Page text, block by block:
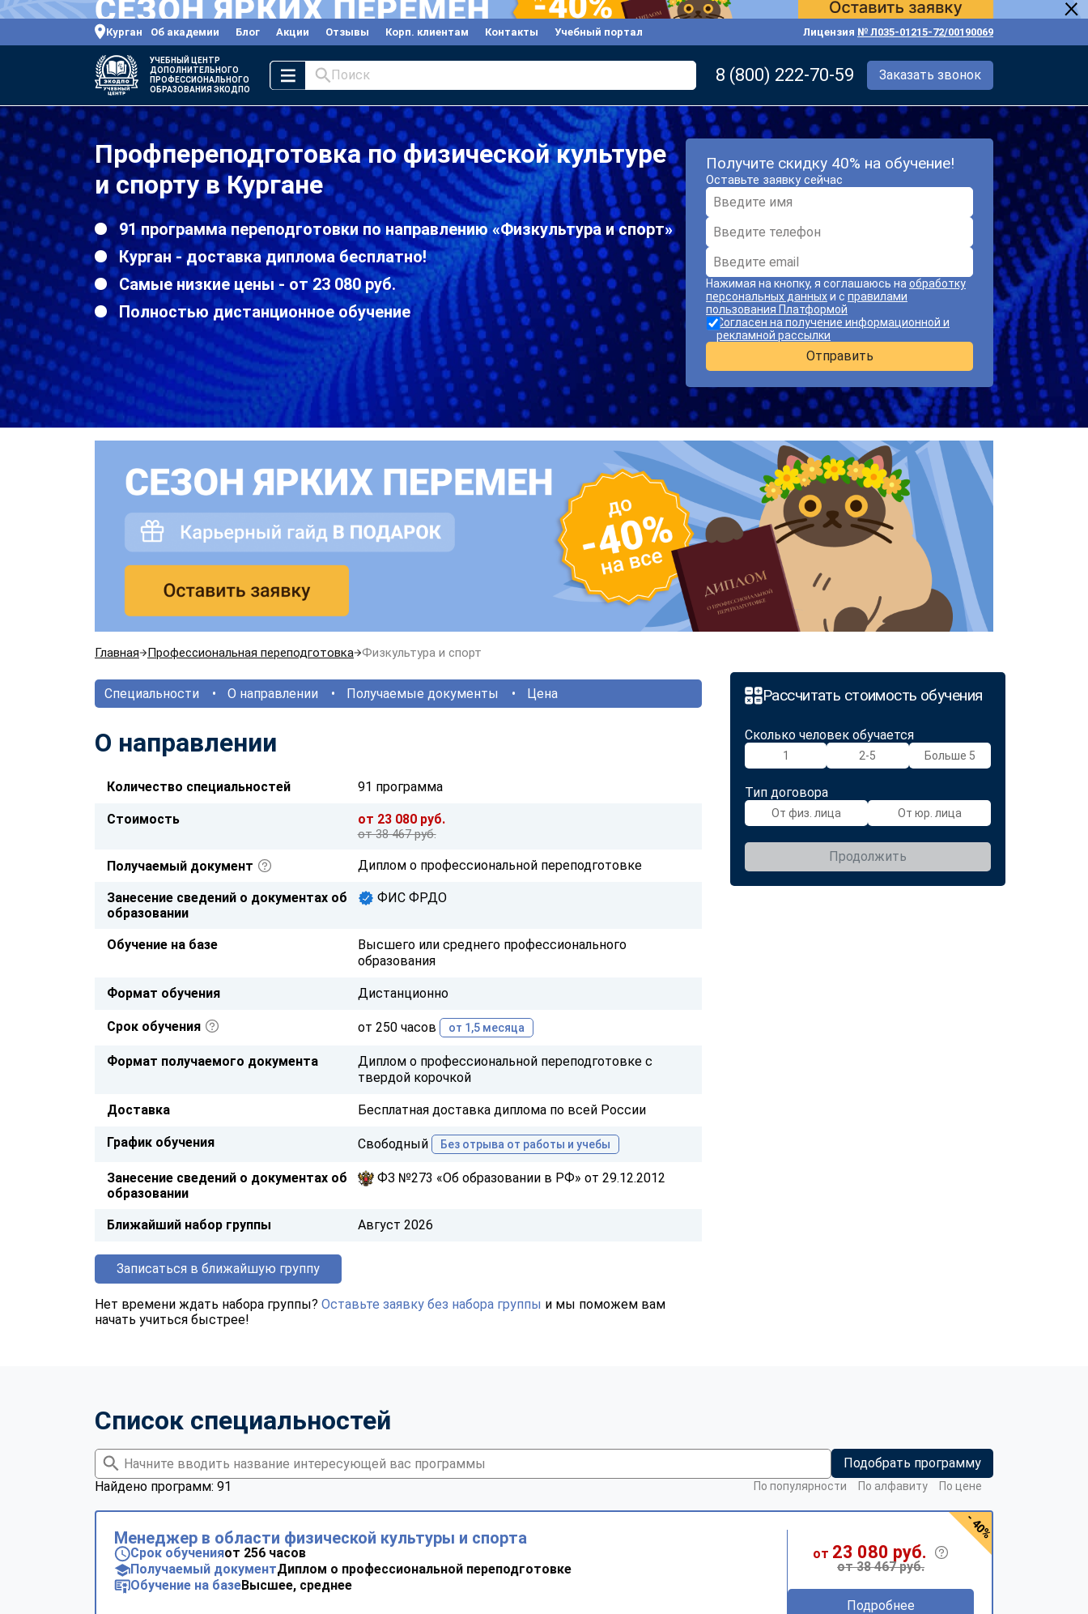
Курган Об академии Блог Акции Отзывы Корп. клиентам Контакты Учебный портал Лицензия № Л035-01215-72/00190069
УЧЕБНЫЙ ЦЕНТР
ДОПОЛНИТЕЛЬНОГО
ПРОФЕССИОНАЛЬНОГО
ОБРАЗОВАНИЯ ЭКОДПО
Поиск 8 (800) 222-70-59 Заказать звонок
Профпереподготовка по физической культуре
и спорту в Кургане
91 программа переподготовки по направлению «Физкультура и спорт»
Курган - доставка диплома бесплатно!
Самые низкие цены - от 23 080 руб.
Полностью дистанционное обучение
Получите скидку 40% на обучение!
Оставьте заявку сейчас
Нажимая на кнопку, я соглашаюсь на обработку
персональных данныхи с правилами
пользования Платформой
Согласен на получение информационной и
рекламной рассылки
Отправить
Главная Профессиональная переподготовка Физкультура и спорт
Рассчитать стоимость обучения
Сколько человек обучается
1 2-5 Больше 5
Тип договора
От физ. лица От юр. лица
Продолжить
Специальности О направлении Получаемые документы Цена
О направлении
Количество специальностей 91 программа
Стоимость от 23 080 руб.
от 38 467 руб.
Получаемый документ Диплом о профессиональной переподготовке
Занесение сведений о документах об
образовании
ФИС ФРДО
Обучение на базе
Высшего или среднего профессионального
образования
Формат обучения Дистанционно
Срок обучения от 250 часов от 1,5 месяца
Формат получаемого документа
Диплом о профессиональной переподготовке с
твердой корочкой
Доставка Бесплатная доставка диплома по всей России
График обучения Свободный Без отрыва от работы и учебы
Занесение сведений о документах об
образовании
ФЗ №273 «Об образовании в РФ» от 29.12.2012
Ближайший набор группы Август 2026
Записаться в ближайшую группу
Нет времени ждать набора группы? Оставьте заявку без набора группы и мы поможем вам
начать учиться быстрее!
Список специальностей
Подобрать программу
Найдено программ: 91
По популярности По алфавиту По цене
Менеджер в области физической культуры и спорта
Срок обученияот 256 часов
Получаемый документДиплом о профессиональной переподготовке
Обучение на базеВысшее, среднее
от 23 080 руб.
от 38 467 руб.
Подробнее
- 40%